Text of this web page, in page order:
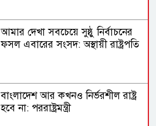
আমার দেখা সবচেয়ে সুষ্ঠু নির্বাচনের
ফসল এবারের সংসদ: অস্থায়ী রাষ্ট্রপতি
বাংলাদেশ আর কখনও নির্ভরশীল রাষ্ট্র
হবে না: পররাষ্ট্রমন্ত্রী